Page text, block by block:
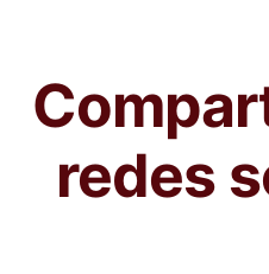
redes